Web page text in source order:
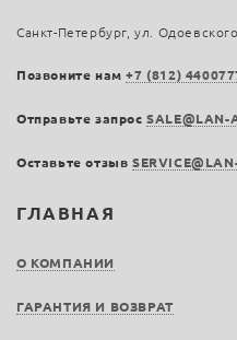
ГЛАВНАЯ
О КОМПАНИИ
ГАРАНТИЯ И ВОЗВРАТ
Санкт-Петербург, ул.
Позвоните нам+7 (812)
Отправьте запросSALE@LAN-
Оставьте отзыв